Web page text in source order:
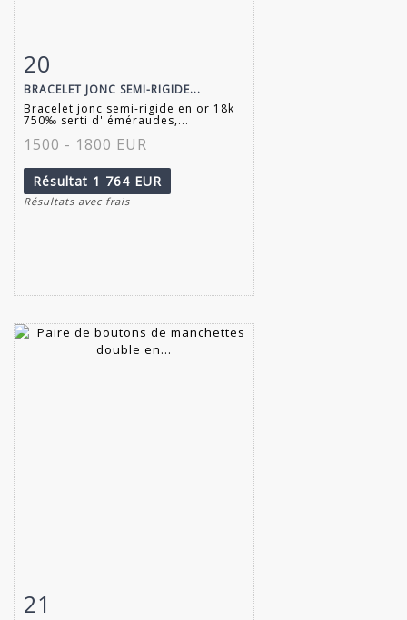
Fiche détaillée
20
BRACELET JONC SEMI-RIGIDE...
Bracelet jonc semi-rigide en or 18k
750‰ serti d' éméraudes,...
1500 - 1800 EUR
Résultat 1 764 EUR
Résultats avec frais
Fiche détaillée
21